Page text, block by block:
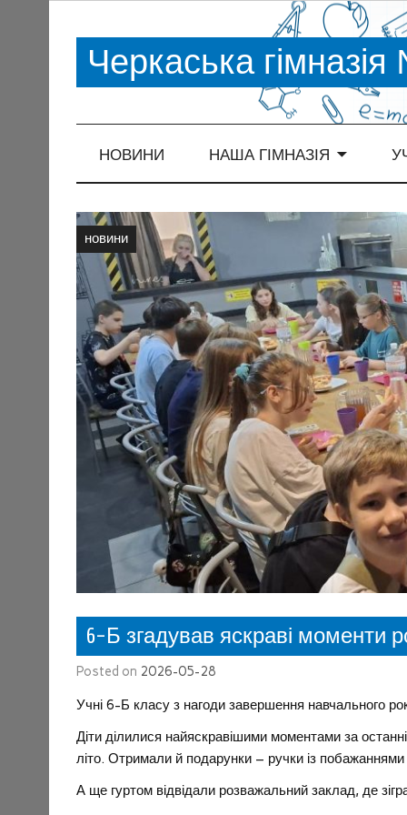
Черкаська
НОВИНИ НАША ГІМНАЗІЯ
новини
6-Б згадував яскраві моменти
Posted on 2026-05-28
Учні 6-Б класу з нагоди завершення навчального
Діти ділилися найяскравішими моментами за
літо. Отримали й подарунки – ручки із
А ще гуртом відвідали розважальний заклад, де